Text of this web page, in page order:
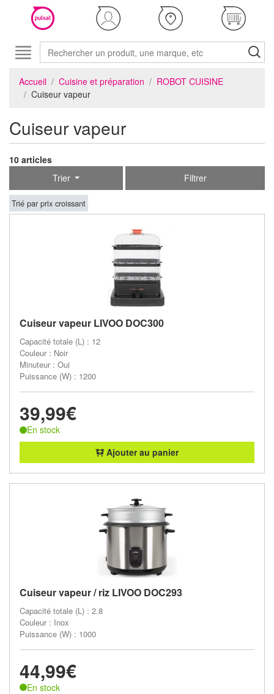
Accueil Cuisine et préparation
ROBOT CUISINE
Cuiseur vapeur
Cuiseur vapeur
10 articles
Trier
Filtrer
Trié par prix croissant
Cuiseur vapeur LIVOO DOC300
Capacité totale (L) : 12
Couleur : Noir
Minuteur : Oui
Puissance (W) : 1200
39,99€
En stock
Ajouter au panier
Cuiseur vapeur / riz LIVOO DOC293
Capacité totale (L) : 2.8
Couleur : Inox
Puissance (W) : 1000
44,99€
En stock